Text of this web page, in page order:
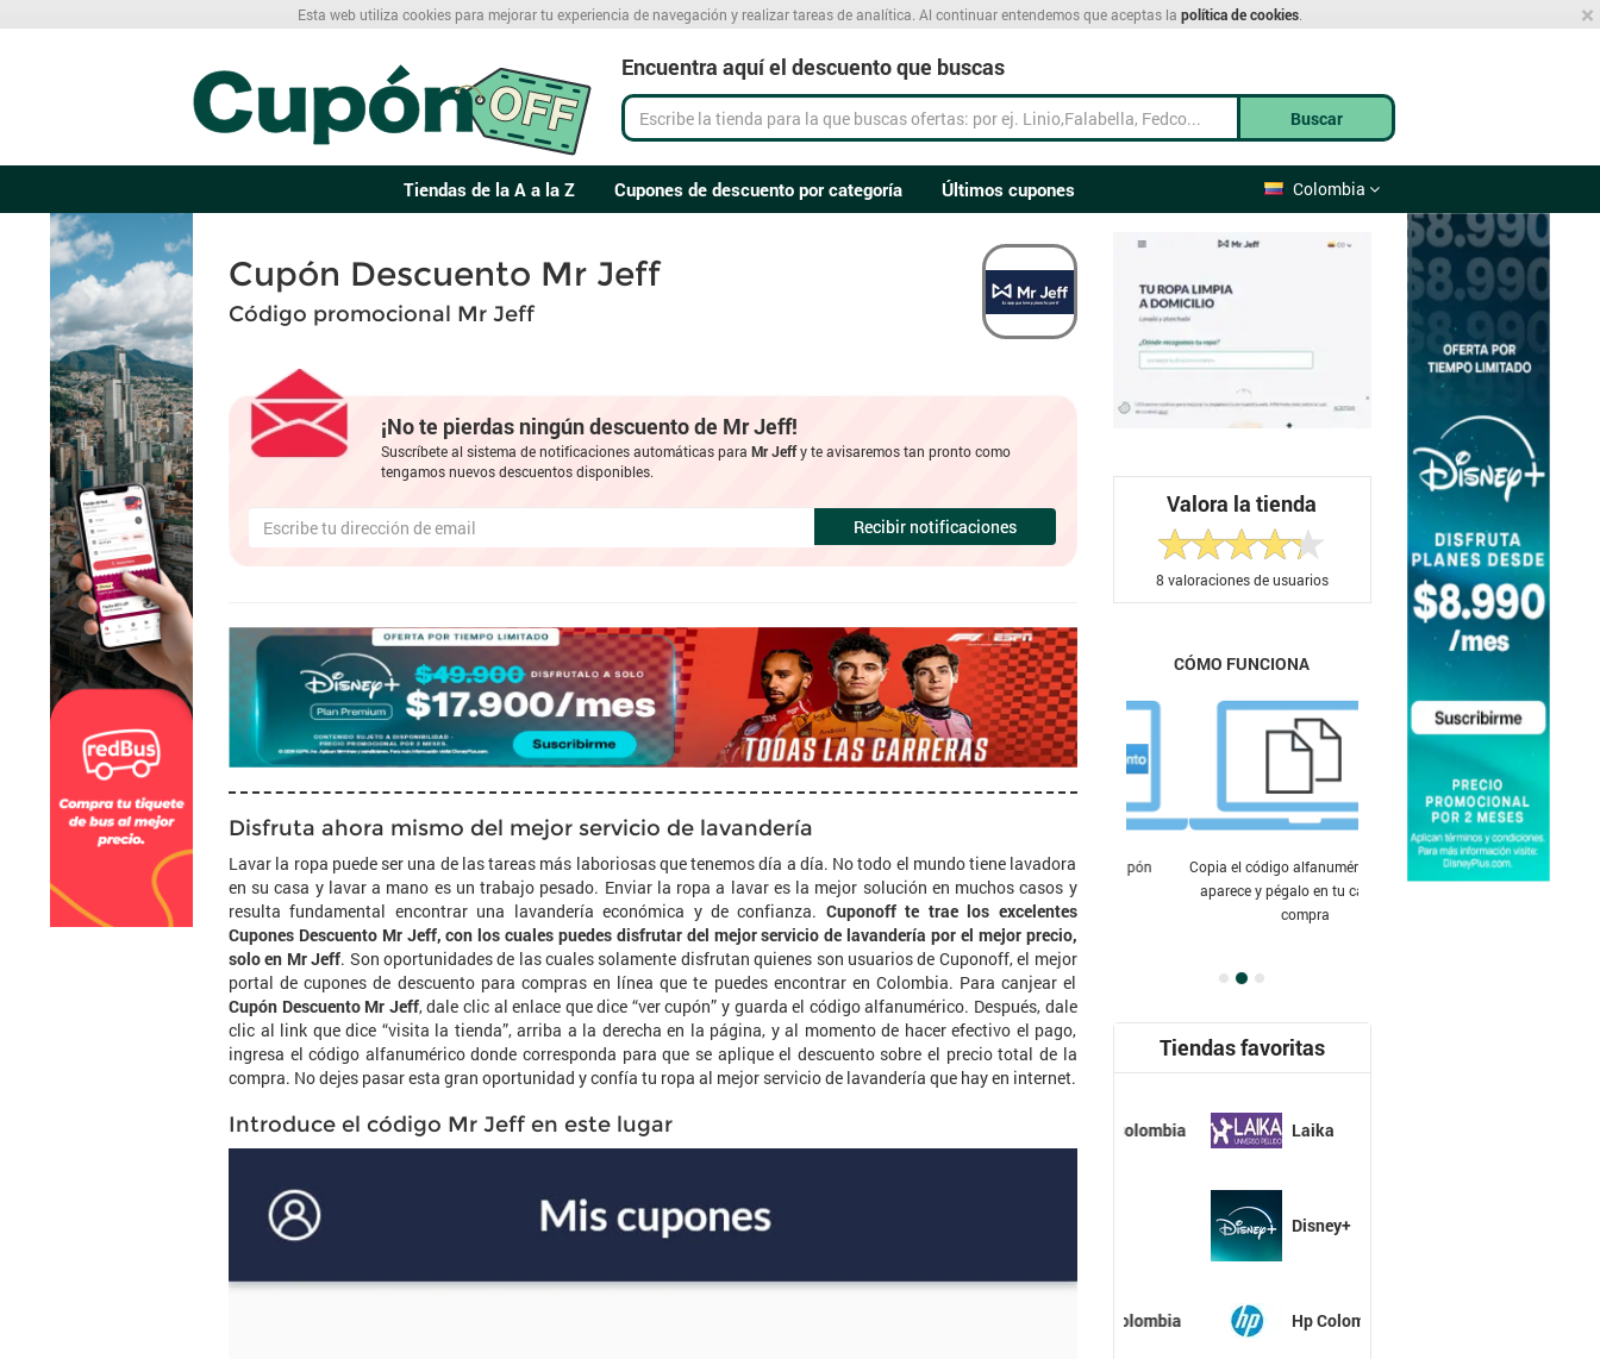
×
Esta web utiliza cookies para mejorar tu experiencia de navegación y realizar tareas de analítica. Al continuar entendemos que aceptas la política de cookies
Encuentra aquí el descuento que buscas
Buscar
Colombia
Tiendas de la A a la Z Cupones de descuento por categoría Últimos cupones
Cupón Descuento Mr Jeff
Código promocional Mr Jeff
¡No te pierdas ningún descuento de Mr Jeff!
Suscríbete al sistema de notificaciones automáticas paraMr Jeffy te avisaremos tan pronto como
tengamos nuevos descuentos disponibles.
Recibir notificaciones
Disfruta ahora mismo del mejor servicio de lavandería
Lavar la ropa puede ser una de las tareas más laboriosas que tenemos día a día. No todo el mundo tiene lavadora
en su casa y lavar a mano es un trabajo pesado. Enviar la ropa a lavar es la mejor solución en muchos casos y
resulta fundamental encontrar una lavandería económica y de confianza. Cuponoff te trae los excelentes
Cupones Descuento Mr Jeff, con los cuales puedes disfrutar del mejor servicio de lavandería por el mejor precio,
solo en Mr Jeff. Son oportunidades de las cuales solamente disfrutan quienes son usuarios de Cuponoff, el mejor
portal de cupones de descuento para compras en línea que te puedes encontrar en Colombia. Para canjear el
Cupón Descuento Mr Jeff, dale clic al enlace que dice “ver cupón” y guarda el código alfanumérico. Después, dale
clic al link que dice “visita la tienda”, arriba a la derecha en la página, y al momento de hacer efectivo el pago,
ingresa el código alfanumérico donde corresponda para que se aplique el descuento sobre el precio total de la
compra. No dejes pasar esta gran oportunidad y confía tu ropa al mejor servicio de lavandería que hay en internet.
Introduce el código Mr Jeff en este lugar
Valora la tienda
8 valoraciones de usuarios
CÓMO FUNCIONA
Copia el código alfanumérico que te
aparece y pégalo en tu carrito de
Tiendas favoritas
Laika
Disney+
Hp Colombia